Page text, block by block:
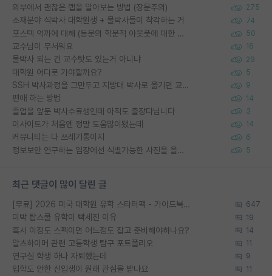
외부에서 괜찮은 랩을 알아보는 방법 (장문주의) 275
소재분야 석박사 대학원생 + 물박사들이 착각하는 거 74
포스텍 억까에 대해 (동문의 학문적 아웃풋에 대한 반박) 50
교수님이 무서워요 16
물박사 되는 건 교수탓도 있는거 아니냐 29
대학원 어디로 가야할까요? 5
SSH 박사과정을 그만두고 지방대 박사로 옮기면 교수의 꿈은 끝일까요? 9
편애 하는 방법 14
졸업을 앞둔 박사수료생인데 아직도 출장다닙니다 3
이사이트가 처음엔 정말 도움많이됐는데 14
커뮤니티는 다 쓰레기통이지 6
정보보안 연구하는 입장에선 식별가능한 사진을 올리는건 비추이긴함 5
최근 댓글이 많이 달린 글
[무료] 2026 미국 대학원 유학 스타터팩 - 가이드북 & 합격자 컨택메일 템플릿 647
미박 탑스쿨 유학이 빡세진 이유 19
혹시 이정도 스펙이면 어느정도 잡고 준비해야하나요? 14
알츠하이머 관련 고등학생 탐구 포트폴리오 11
연구실 학생 하나 자퇴했는데 9
입학도 안한 신입생이 원래 관심을 받나요 11